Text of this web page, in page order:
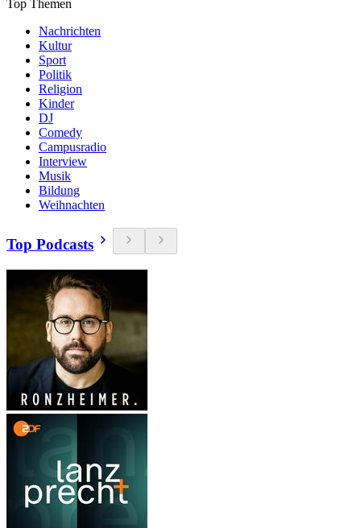
Top Themen
Nachrichten
Kultur
Sport
Politik
Religion
Kinder
DJ
Comedy
Campusradio
Interview
Musik
Bildung
Weihnachten
Top Podcasts